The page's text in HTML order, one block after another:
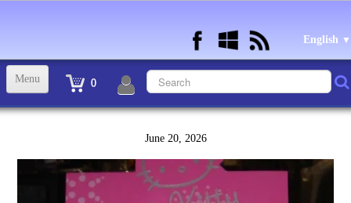
English ▼
0
Menu
STATUETTES BD RESINE et PLOMB ▼
June 20, 2026